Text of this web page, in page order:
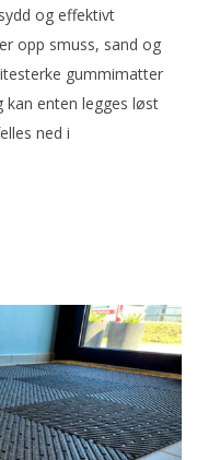
og effektivt
opp smuss, sand og
gummimatter
kan enten legges løst
ned i